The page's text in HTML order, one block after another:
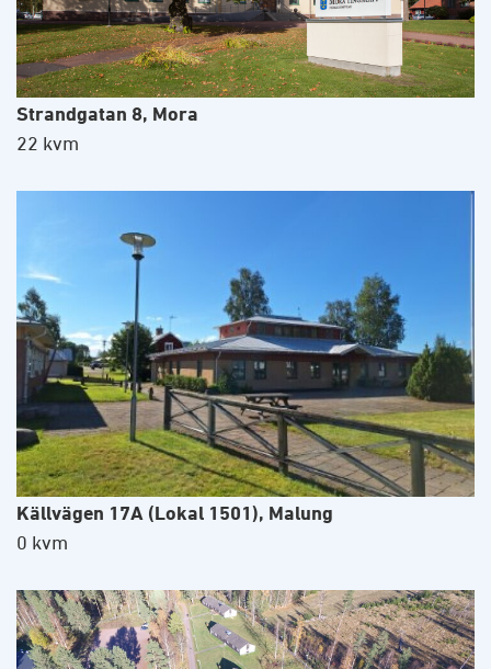
Strandgatan 8, Mora
22 kvm
Källvägen 17A (Lokal 1501), Malung
0 kvm